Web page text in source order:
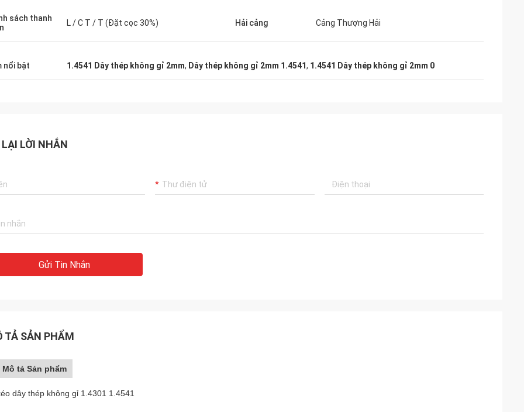
sách thanh
L / C T / T (Đặt cọc 30%) Hải cảng Cảng Thượng Hải
nổi bật 1.4541 Dây thép không gỉ 2mm, Dây thép không gỉ 2mm 1.4541, 1.4541 Dây thép không gỉ 2mm 0
LỜI NHẮN
Gửi Tin Nhắn
TẢ SẢN PHẨM
Mô tả Sản phẩm
dây thép không gỉ 1.4301 1.4541